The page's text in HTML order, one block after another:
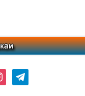
telegram